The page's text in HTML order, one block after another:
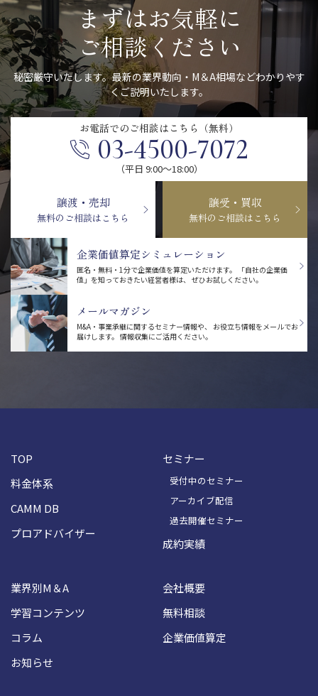
まずはお気軽に
ご相談ください
秘密厳守いたします。最新の業界動向・M＆A相場などわかりやす
くご説明いたします。
お電話での ご相談はこちら（無料）
03-4500-7072
（平日 9:00〜18:00）
譲渡・売却
無料のご相談はこちら
譲受・買収
無料のご相談はこちら
企業価値算定シミュレーション
匿名・無料・1分で企業価値を算定いただけます。
「自社の企業価
値」を知っておきたい経営者様は、 ぜひお試しください。
メールマガジン
M&A・事業承継に関するセミナー情報や、
お役立ち情報をメールでお
届けします。 情報収集にご活用ください。
TOP
料金体系
CAMM DB
プロアドバイザー
セミナー
受付中のセミナー
アーカイブ配信
過去開催セミナー
成約実績
業界別M＆A
学習コンテンツ
コラム
お知らせ
会社概要
無料相談
企業価値算定